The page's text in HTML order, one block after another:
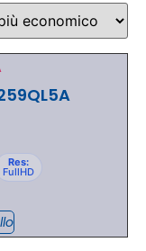
Res:
FullHD